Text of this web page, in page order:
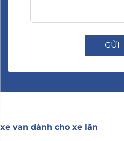
GỬI
xe van dành cho xe lăn